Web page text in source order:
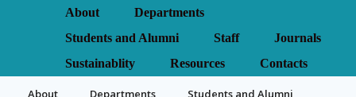
About
Departments
Students and Alumni
Staff
Journals
Sustainablity
Resources Contacts
About Departments Students and Alumni